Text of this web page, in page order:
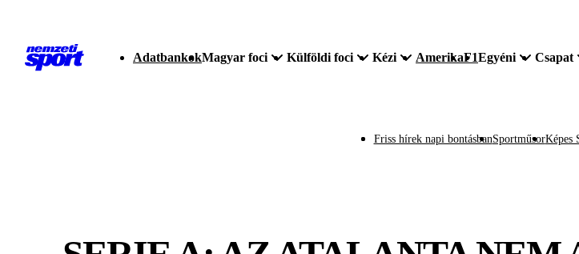
AdatbankokMagyar foci Külföldi foci Kézi AmerikaF1Egyéni Csapat
Friss hírek napi bontásbanSportműsorKépes